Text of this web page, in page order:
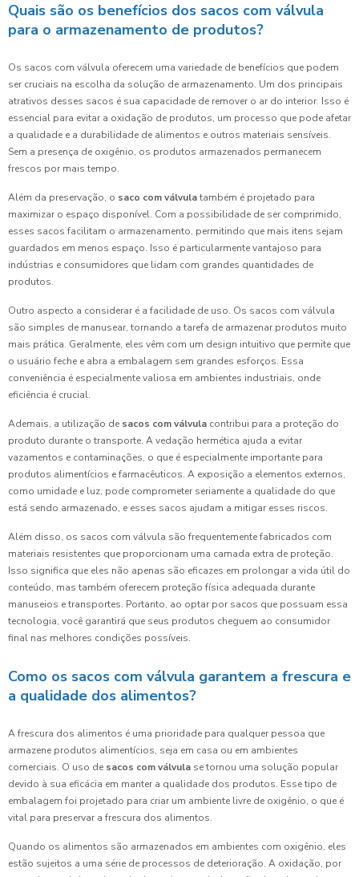
Quais são os benefícios dos sacos com válvula
para o armazenamento de produtos?
Os sacos com válvula oferecem uma variedade de benefícios que podem
ser cruciais na escolha da solução de armazenamento. Um dos principais
atrativos desses sacos é sua capacidade de remover o ar do interior. Isso é
essencial para evitar a oxidação de produtos, um processo que pode afetar
a qualidade e a durabilidade de alimentos e outros materiais sensíveis.
Sem a presença de oxigênio, os produtos armazenados permanecem
frescos por mais tempo.
Além da preservação, o saco com válvulatambém é projetado para
maximizar o espaço disponível. Com a possibilidade de ser comprimido,
esses sacos facilitam o armazenamento, permitindo que mais itens sejam
guardados em menos espaço. Isso é particularmente vantajoso para
indústrias e consumidores que lidam com grandes quantidades de
produtos.
Outro aspecto a considerar é a facilidade de uso. Os sacos com válvula
são simples de manusear, tornando a tarefa de armazenar produtos muito
mais prática. Geralmente, eles vêm com um design intuitivo que permite que
o usuário feche e abra a embalagem sem grandes esforços. Essa
conveniência é especialmente valiosa em ambientes industriais, onde
eficiência é crucial.
Ademais, a utilização de sacos com válvula contribui para a proteção do
produto durante o transporte. A vedação hermética ajuda a evitar
vazamentos e contaminações, o que é especialmente importante para
produtos alimentícios e farmacêuticos. A exposição a elementos externos,
como umidade e luz, pode comprometer seriamente a qualidade do que
está sendo armazenado, e esses sacos ajudam a mitigar esses riscos.
Além disso, os sacos com válvula são frequentemente fabricados com
materiais resistentes que proporcionam uma camada extra de proteção.
Isso significa que eles não apenas são eficazes em prolongar a vida útil do
conteúdo, mas também oferecem proteção física adequada durante
manuseios e transportes. Portanto, ao optar por sacos que possuam essa
tecnologia, você garantirá que seus produtos cheguem ao consumidor
final nas melhores condições possíveis.
Como os sacos com válvula garantem a frescura e
a qualidade dos alimentos?
A frescura dos alimentos é uma prioridade para qualquer pessoa que
armazene produtos alimentícios, seja em casa ou em ambientes
comerciais. O uso de sacos com válvula se tornou uma solução popular
devido à sua eficácia em manter a qualidade dos produtos. Esse tipo de
embalagem foi projetado para criar um ambiente livre de oxigênio, o que é
vital para preservar a frescura dos alimentos.
Quando os alimentos são armazenados em ambientes com oxigênio, eles
estão sujeitos a uma série de processos de deterioração. A oxidação, por